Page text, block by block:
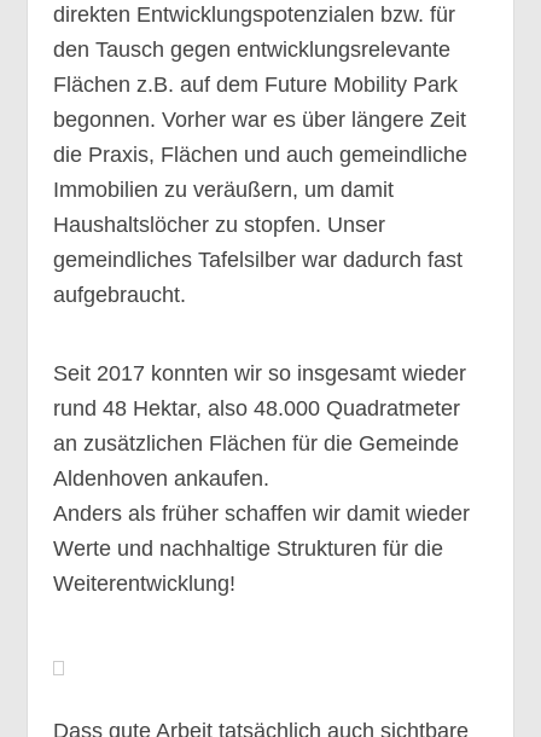
direkten Entwicklungspotenzialen bzw. für
den Tausch gegen entwicklungsrelevante
Flächen z.B. auf dem Future Mobility Park
begonnen. Vorher war es über längere Zeit
die Praxis, Flächen und auch gemeindliche
Immobilien zu veräußern, um damit
Haushaltslöcher zu stopfen. Unser
gemeindliches Tafelsilber war dadurch fast
aufgebraucht.
Seit 2017 konnten wir so insgesamt wieder
rund 48 Hektar, also 48.000 Quadratmeter
an zusätzlichen Flächen für die Gemeinde
Aldenhoven ankaufen.
Anders als früher schaffen wir damit wieder
Werte und nachhaltige Strukturen für die
Weiterentwicklung!
Dass gute Arbeit tatsächlich auch sichtbare